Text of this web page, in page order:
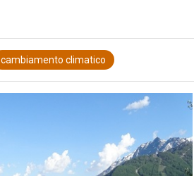
cambiamento climatico